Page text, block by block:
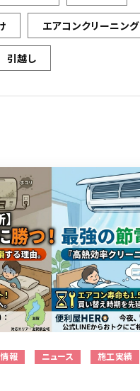
エアコンクリーニング
引越し
情報 ニュース 施工実績